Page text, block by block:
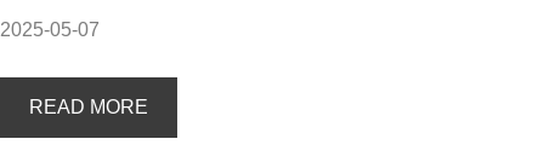
2025-05-07
READ MORE